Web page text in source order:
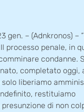
gen. – (Adnkronos) –
processo penale, in
condanne.
completato oggi,
solo liberiamo
restituiamo
di non